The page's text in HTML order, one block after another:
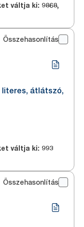
váltja ki: 9868,
Összehasonlítás
literes, átlátszó,
váltja ki: 993
Összehasonlítás